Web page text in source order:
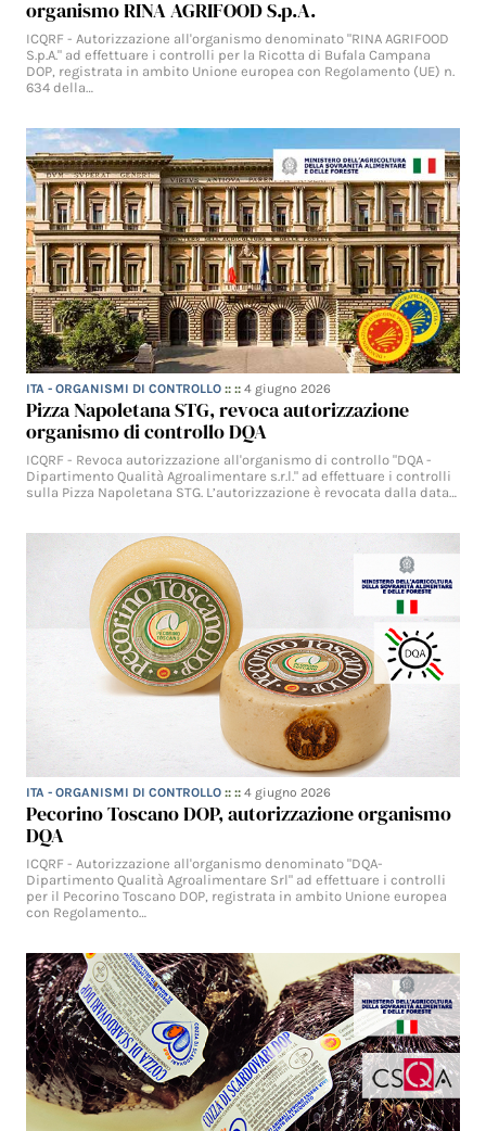
organismo RINA AGRIFOOD S.p.A.
ICQRF - Autorizzazione all'organismo denominato "RINA AGRIFOOD
S.p.A." ad effettuare i controlli per la Ricotta di Bufala Campana
DOP, registrata in ambito Unione europea con Regolamento (UE) n.
634 della…
ITA - ORGANISMI DI CONTROLLO :: ::4 giugno 2026
Pizza Napoletana STG, revoca autorizzazione
organismo di controllo DQA
ICQRF - Revoca autorizzazione all'organismo di controllo "DQA -
Dipartimento Qualità Agroalimentare s.r.l." ad effettuare i controlli
sulla Pizza Napoletana STG. L’autorizzazione è revocata dalla data…
ITA - ORGANISMI DI CONTROLLO :: ::4 giugno 2026
Pecorino Toscano DOP, autorizzazione organismo
DQA
ICQRF - Autorizzazione all'organismo denominato "DQA-
Dipartimento Qualità Agroalimentare Srl" ad effettuare i controlli
per il Pecorino Toscano DOP, registrata in ambito Unione europea
con Regolamento…